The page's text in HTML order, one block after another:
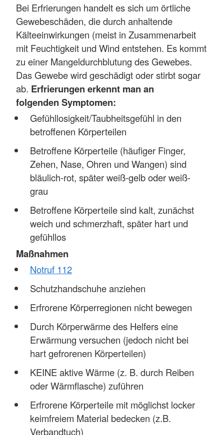
Bei Erfrierungen handelt es sich um örtliche
Gewebeschäden, die durch anhaltende
Kälteeinwirkungen (meist in Zusammenarbeit
mit Feuchtigkeit und Wind entstehen. Es kommt
zu einer Mangeldurchblutung des Gewebes.
Das Gewebe wird geschädigt oder stirbt sogar
ab. Erfrierungen erkennt man an
folgenden Symptomen:
Gefühllosigkeit/Taubheitsgefühl in den
betroffenen Körperteilen
Betroffene Körperteile (häufiger Finger,
Zehen, Nase, Ohren und Wangen) sind
bläulich-rot, später weiß-gelb oder weiß-
grau
Betroffene Körperteile sind kalt, zunächst
weich und schmerzhaft, später hart und
gefühllos
Maßnahmen
Notruf 112
Schutzhandschuhe anziehen
Erfrorene Körperregionen nicht bewegen
Durch Körperwärme des Helfers eine
Erwärmung versuchen (jedoch nicht bei
hart gefrorenen Körperteilen)
KEINE aktive Wärme (z. B. durch Reiben
oder Wärmflasche) zuführen
Erfrorene Körperteile mit möglichst locker
keimfreiem Material bedecken (z.B.
Verbandtuch)